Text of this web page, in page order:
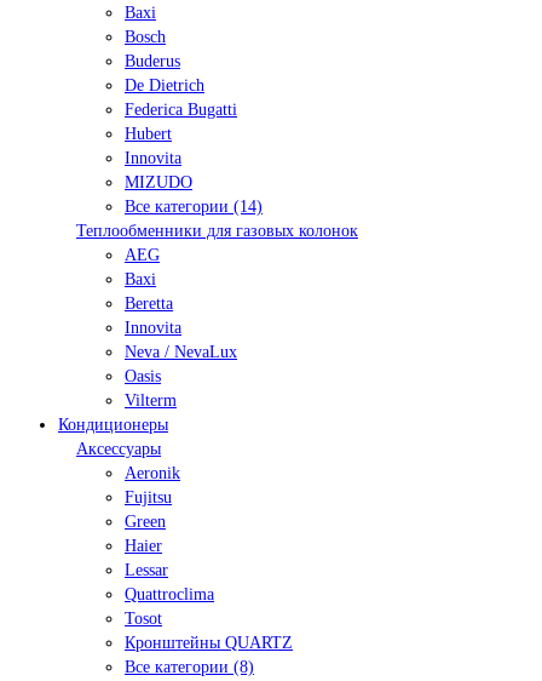
Baxi
Bosch
Buderus
De Dietrich
Federica Bugatti
Hubert
Innovita
MIZUDO
Все категории (14)
Теплообменники для газовых колонок
AEG
Baxi
Beretta
Innovita
Neva / NevaLux
Oasis
Vilterm
Кондиционеры
Аксессуары
Aeronik
Fujitsu
Green
Haier
Lessar
Quattroclima
Tosot
Кронштейны QUARTZ
Все категории (8)